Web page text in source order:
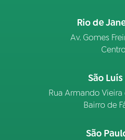
Rio de
Av. Gomes
São
Rua Armando Vieira
Bairro de
São